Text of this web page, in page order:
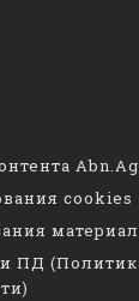
cookies
ПД